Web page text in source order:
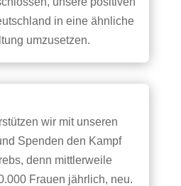
in eine ähnliche
umzusetzen.
wir mit unseren
Spenden den Kampf
denn mittlerweile
Frauen jährlich, neu.